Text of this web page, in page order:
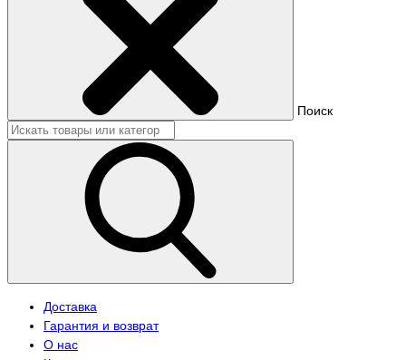
Поиск
Доставка
Гарантия и возврат
О нас